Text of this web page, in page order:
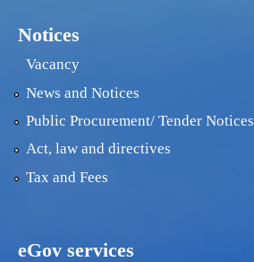
Notices
Vacancy
News and Notices
Public Procurement/ Tender Notices
Act, law and directives
Tax and Fees
eGov services